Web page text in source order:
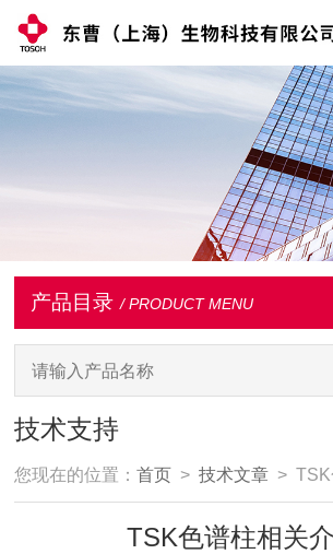
产品目录 / PRODUCT MENU
技术支持
您现在的位置：首页 >技术文章 > TSK
TSK色谱柱相关